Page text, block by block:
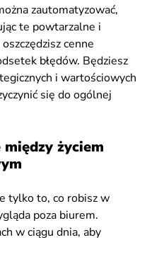
zautomatyzować,
te powtarzalne i
cenne
błędów. Będziesz
i wartościowych
się do ogólnej
życiem
tylko to, co robisz w
poza biurem.
w ciągu dnia, aby